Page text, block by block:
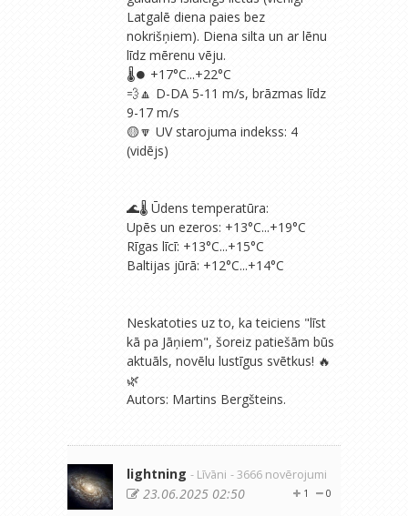
Latgalē diena paies bez
nokrišņiem). Diena silta un ar lēnu
līdz mērenu vēju.
🌡⏺️ +17°C...+22°C
💨🔼 D-DA 5-11 m/s, brāzmas līdz
9-17 m/s
🟡🔽 UV starojuma indekss: 4
(vidējs)
🌊🌡 Ūdens temperatūra:
Upēs un ezeros: +13°C...+19°C
Rīgas līcī: +13°C...+15°C
Baltijas jūrā: +12°C...+14°C
Neskatoties uz to, ka teiciens "līst
kā pa Jāņiem", šoreiz patiešām būs
aktuāls, novēlu lustīgus svētkus! 🔥
🌿
Autors: Martins Bergšteins.
lightning - Līvāni - 3666 novērojumi
0
1
23.06.2025 02:50